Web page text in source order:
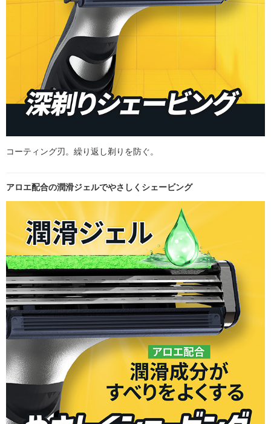
コーティング刃。繰り返し剃りを防ぐ。
アロエ配合の潤滑ジェルでやさしくシェービング